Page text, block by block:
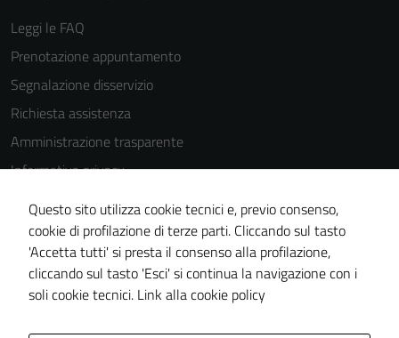
Leggi le FAQ
Prenotazione appuntamento
Segnalazione disservizio
Richiesta assistenza
Amministrazione trasparente
Informativa privacy
Note legali
Dichiarazione di accessibilità
Piano di miglioramento del sito
Questo sito utilizza cookie tecnici e, previo consenso,
cookie di profilazione di terze parti. Cliccando sul tasto
'Accetta tutti' si presta il consenso alla profilazione,
cliccando sul tasto 'Esci' si continua la navigazione con i
soli cookie tecnici. Link alla cookie policy